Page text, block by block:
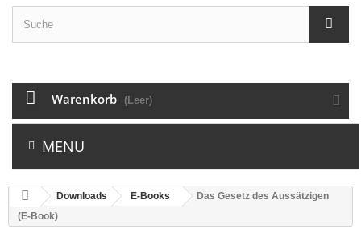
Warenkorb (Leer)
MENU
Downloads E-Books
Das Gesetz des Aussätzigen
(E-Book)